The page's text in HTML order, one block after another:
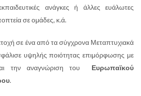
ανάγκες ή άλλες ευάλωτες
σε ομάδες, κ.ά.
σε ένα από τα σύγχρονα Μεταπτυχιακά
υψηλής ποιότητας επιμόρφωσης με
την αναγνώριση του Ευρωπαϊκού
.